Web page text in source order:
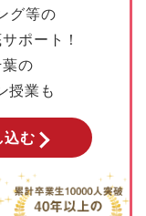
グ等の
ポート！
の
授業も
込む